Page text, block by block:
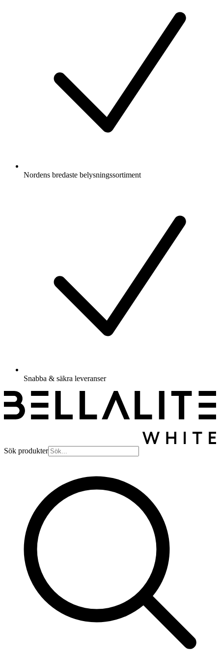
Nordens bredaste belysningssortiment
Snabba & säkra leveranser
Sök produkter